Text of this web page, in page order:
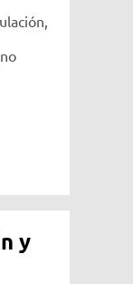
y